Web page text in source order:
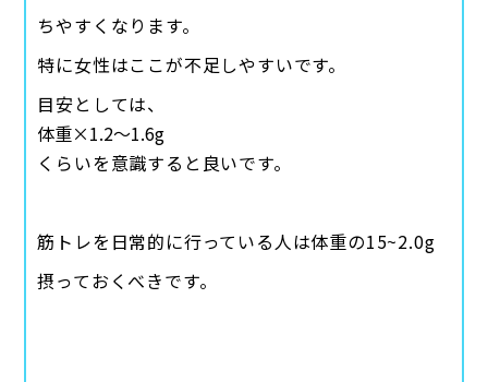
ちやすくなります。
特に女性はここが不足しやすいです。
目安としては、
体重×1.2〜1.6g
くらいを意識すると良いです。
筋トレを日常的に行っている人は体重の15~2.0g
摂っておくべきです。